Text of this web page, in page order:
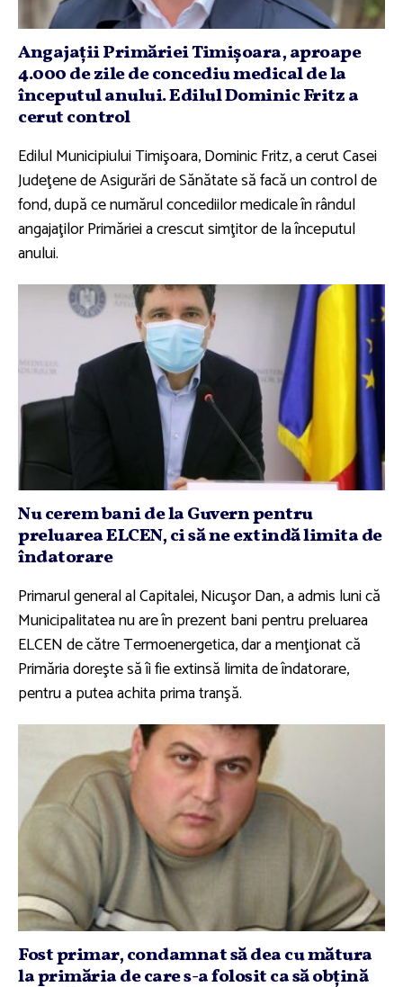
Angajaţii Primăriei Timişoara, aproape
4.000 de zile de concediu medical de la
începutul anului. Edilul Dominic Fritz a
cerut control
Edilul Municipiului Timişoara, Dominic Fritz, a cerut Casei
Judeţene de Asigurări de Sănătate să facă un control de
fond, după ce numărul concediilor medicale în rândul
angajaţilor Primăriei a crescut simţitor de la începutul
anului.
Nu cerem bani de la Guvern pentru
preluarea ELCEN, ci să ne extindă limita de
îndatorare
Primarul general al Capitalei, Nicuşor Dan, a admis luni că
Municipalitatea nu are în prezent bani pentru preluarea
ELCEN de către Termoenergetica, dar a menţionat că
Primăria doreşte să îi fie extinsă limita de îndatorare,
pentru a putea achita prima tranşă.
Fost primar, condamnat să dea cu mătura
la primăria de care s-a folosit ca să obţină